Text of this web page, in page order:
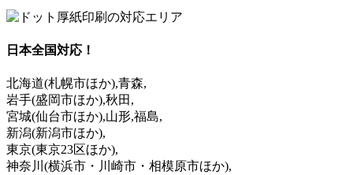
日本全国対応！
北海道(札幌市ほか),青森,
岩手(盛岡市ほか),秋田,
宮城(仙台市ほか),山形,福島,
新潟(新潟市ほか),
東京(東京23区ほか),
神奈川 (横浜市・川崎市・相模原市ほか),